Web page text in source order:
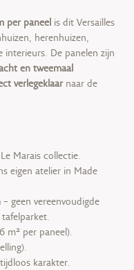
per paneel is dit Versailles
herenhuizen,
De panelen zijn
en tweemaal
verlegeklaarnaar de
Marais collectie.
eigen atelier in Made
– geen vereenvoudigde
m² per paneel).
karakter.